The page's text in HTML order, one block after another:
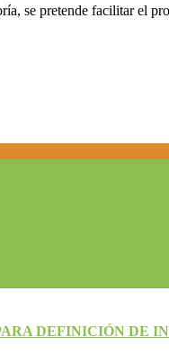
se pretende facilitar el
DEFINICIÓN DE